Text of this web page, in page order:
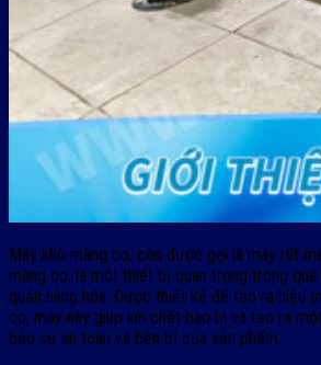
Máy khò màng co, còn được gọi là máy rút
màng co, là một thiết bị quan trọng trong
quản hàng hóa. Được thiết kế để tạo ra hiệu
co, máy này giúp kín chặt bao bì và tạo ra
bảo sự an toàn và bền bỉ của sản phẩm.